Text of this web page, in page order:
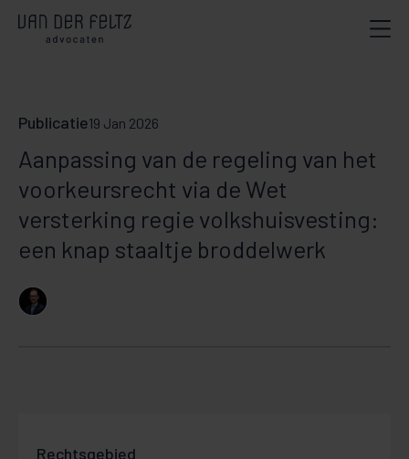
Publicatie19 Jan 2026
Aanpassing van de regeling van het
voorkeursrecht via de Wet
versterking regie volkshuisvesting:
een knap staaltje broddelwerk
Rechtsgebied